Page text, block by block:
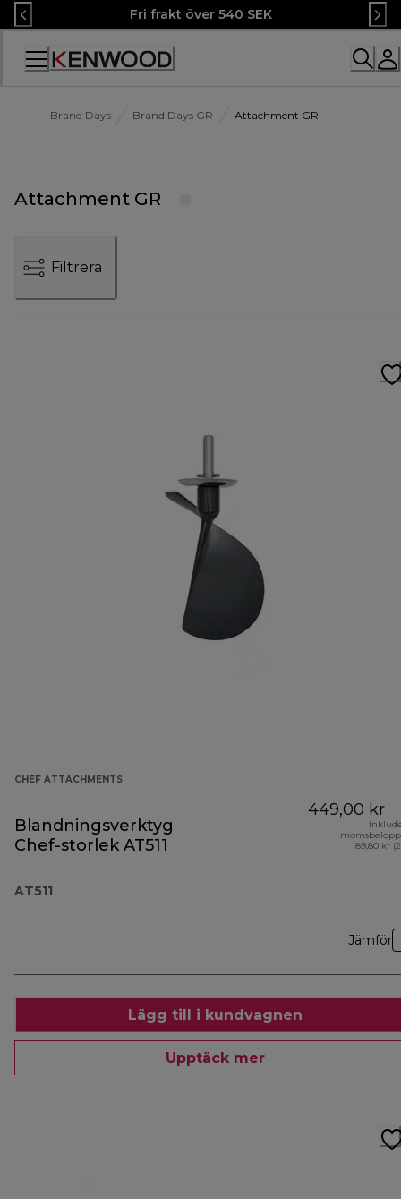
Skip
to
Content
Fri frakt över 540 SEK
Accessibility
Brand Days Brand Days GR Attachment GR
Attachment GR
Filtrera
CHEF ATTACHMENTS
Blandningsverktyg
Chef-storlek AT511
AT511
449,00 kr
89,80 kr
Jämför
Lägg till i kundvagnen
Upptäck mer